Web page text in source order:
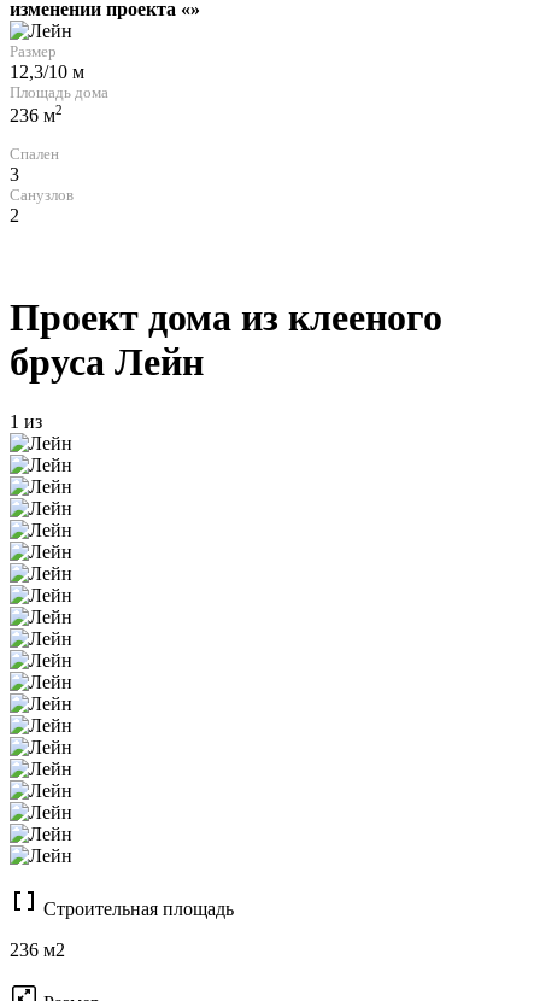
изменении проекта «»
Размер
12,3/10 м
Площадь дома
236 м2
Спален
3
Санузлов
2
Проект дома из клееного
бруса Лейн
1 из
Строительная площадь
236 м2